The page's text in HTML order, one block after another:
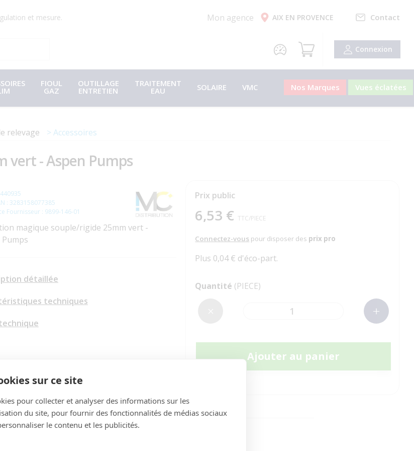
et mesure. Mon agence AIX EN PROVENCE Contact
Connexion
FIOUL
GAZ
OUTILLAGE
ENTRETIEN
TRAITEMENT
EAU SOLAIRE VMC Nos Marques Vues éclatées
relevage Accessoires
vert - Aspen Pumps
: 3283158077385
Fournisseur : 9899-146-01
magique souple/rigide 25mm vert -
détaillée
techniques
avec du tube souple, rigide.
Prix public
6,53 € TTC/PIECE
Connectez-vous pour disposer des prix pro
Plus 0,04 € d'éco-part.
Quantité (PIECE)
Ajouter au panier
sur ce site
pour collecter et analyser des informations sur les
du site, pour fournir des fonctionnalités de médias sociaux
le contenu et les publicités.